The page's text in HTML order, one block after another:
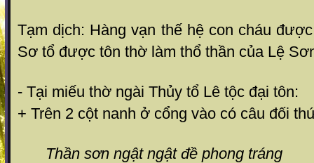
Tạm dịch: Hàng vạn thế hệ con cháu
Sơ tổ được tôn thờ làm thổ thần của Lệ
- Tại miếu thờ ngài Thủy tổ Lê tộc đại tôn:
+ Trên 2 cột nanh ở cổng vào có câu đối
Thần sơn ngật ngật đề phong tráng